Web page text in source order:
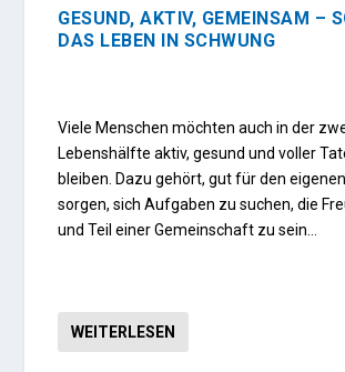
GESUND, AKTIV, GEMEINSAM –
DAS LEBEN IN SCHWUNG
Viele Menschen möchten auch in der
Lebenshälfte aktiv, gesund und voller
bleiben. Dazu gehört, gut für den
sorgen, sich Aufgaben zu suchen, die
und Teil einer Gemeinschaft zu sein…
WEITERLESEN